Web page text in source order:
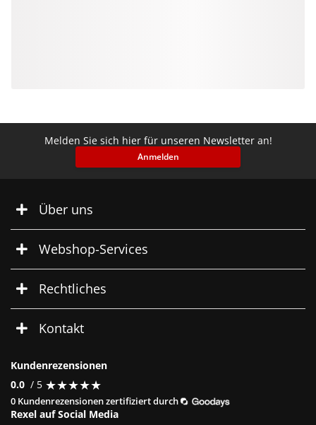
Melden Sie sich hier für unseren Newsletter an!
Anmelden
Über uns
Webshop-Services
Rechtliches
Kontakt
Kundenrezensionen
0.0 / 5 ★★★★★
★★★★★
0 Kundenrezensionen zertifiziert durch
Rexel auf Social Media